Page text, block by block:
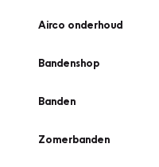
Airco onderhoud
Bandenshop
Banden
Zomerbanden